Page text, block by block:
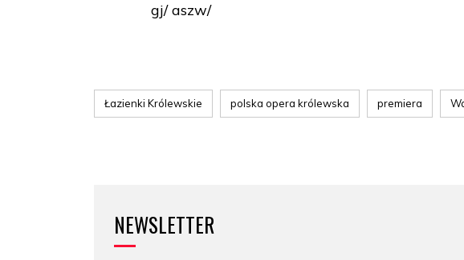
gj/ aszw/
Łazienki Królewskie polska opera królewska premiera
NEWSLETTER